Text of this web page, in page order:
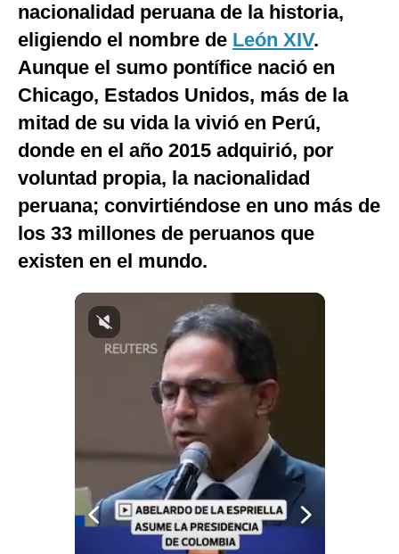
Gestión TV
Videos
Fotogalerías
gestion.pe
¿quiénes
Somos?
Condiciones
Frecuentes
nacionalidad peruana de la historia,
eligiendo el nombre de León XIV.
Aunque el sumo pontífice nació en
Chicago, Estados Unidos, más de la
mitad de su vida la vivió en Perú,
donde en el año 2015 adquirió, por
voluntad propia, la nacionalidad
peruana; convirtiéndose en uno más de
los 33 millones de peruanos que
existen en el mundo.